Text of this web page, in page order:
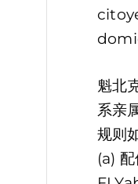
魁北
系亲
规则
(a)